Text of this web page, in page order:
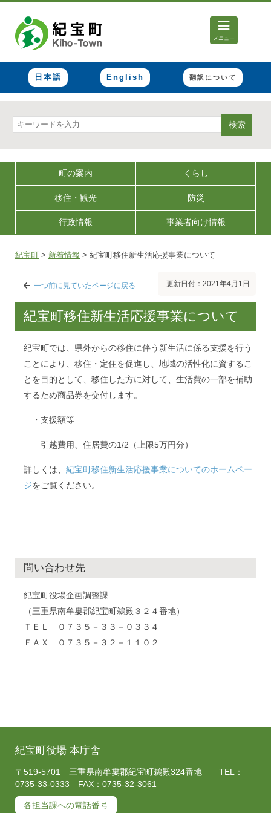
メニュー
日本語 English 翻訳について
検索
町の案内 くらし
移住・観光 防災
行政情報 事業者向け情報
紀宝町 > 新着情報 > 紀宝町移住新生活応援事業について
一つ前に見ていたページに戻る 更新日付：2021年4月1日
紀宝町移住新生活応援事業について
紀宝町では、県外からの移住に伴う新生活に係る支援を行う
ことにより、移住・定住を促進し、地域の活性化に資するこ
とを目的として、移住した方に対して、生活費の一部を補助
するため商品券を交付します。
・支援額等
引越費用、住居費の1/2（上限5万円分）
詳しくは、 紀宝町移住新生活応援事業についてのホームペー
ジをご覧ください。
問い合わせ先
紀宝町役場企画調整課
（三重県南牟婁郡紀宝町鵜殿３２４番地）
ＴＥＬ ０７３５－３３－０３３４
ＦＡＸ ０７３５－３２－１１０２
紀宝町役場 本庁舎
〒519-5701 三重県南牟婁郡紀宝町鵜殿324番地 TEL：
0735-33-0333 FAX：0735-32-3061
各担当課への電話番号